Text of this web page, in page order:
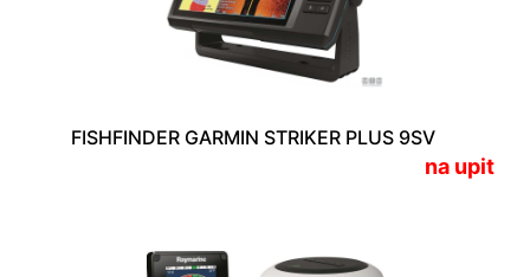
FISHFINDER GARMIN STRIKER PLUS 9SV
na upit